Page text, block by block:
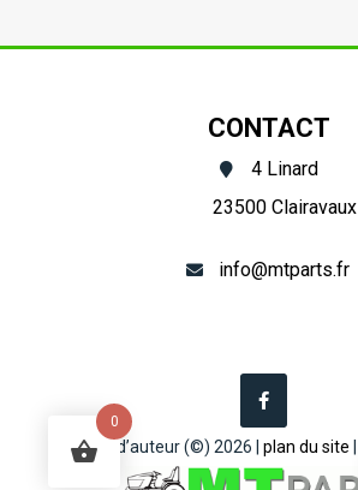
(diamètre
2
CONTACT
4 Linard
23500 Clairavaux
info@mtparts.fr
Droit d’auteur (©) 2026 | plan du site
0